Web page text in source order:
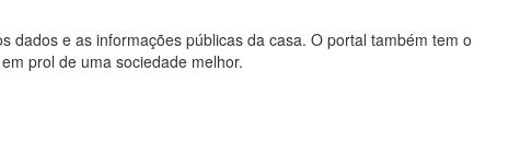
dados e as informações públicas da casa. O portal também tem o
prol de uma sociedade melhor.